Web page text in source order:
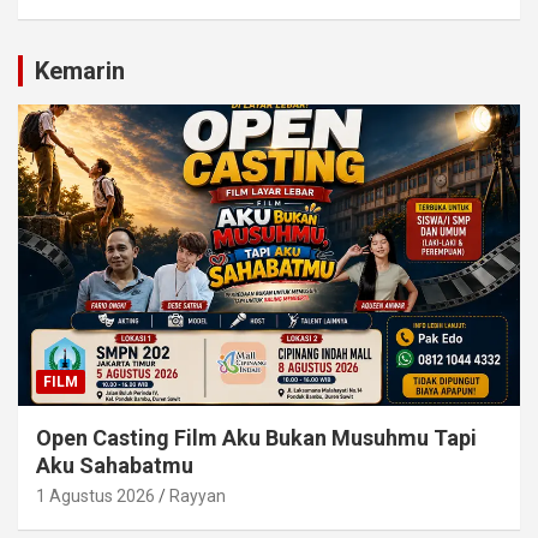
Kemarin
FILM
Open Casting Film Aku Bukan Musuhmu Tapi
Aku Sahabatmu
1 Agustus 2026 Rayyan